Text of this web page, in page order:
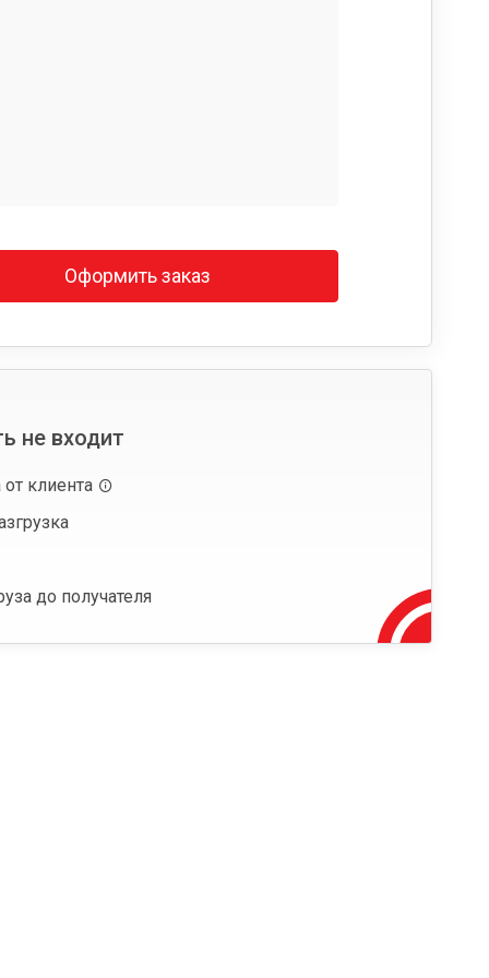
Оформить заказ
не входит
от клиента
до получателя